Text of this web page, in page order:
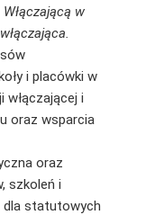
w
i placówki w
włączającej i
oraz wsparcia
oraz
szkoleń i
dla statutowych